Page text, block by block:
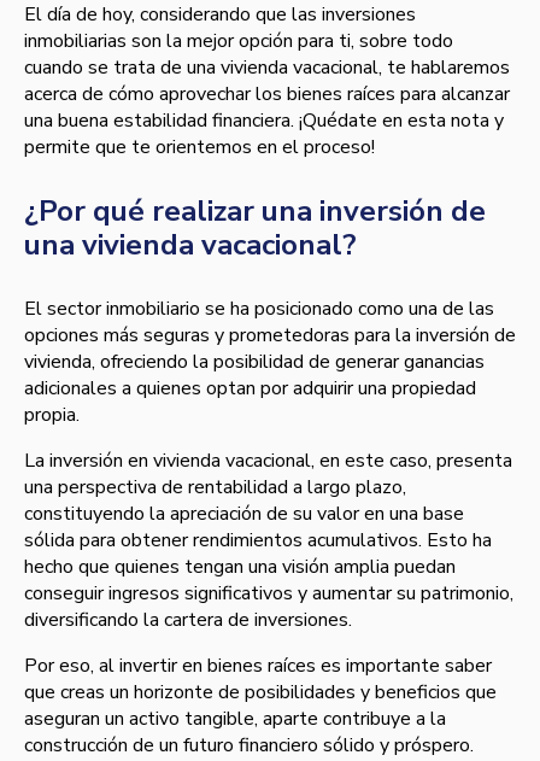
El día de hoy, considerando que las inversiones
inmobiliarias son la mejor opción para ti, sobre todo
cuando se trata de una vivienda vacacional, te hablaremos
acerca de cómo aprovechar los bienes raíces para alcanzar
una buena estabilidad financiera. ¡Quédate en esta nota y
permite que te orientemos en el proceso!
¿Por qué realizar una inversión de
una vivienda vacacional?
El sector inmobiliario se ha posicionado como una de las
opciones más seguras y prometedoras para la inversión de
vivienda, ofreciendo la posibilidad de generar ganancias
adicionales a quienes optan por adquirir una propiedad
propia.
La inversión en vivienda vacacional, en este caso, presenta
una perspectiva de rentabilidad a largo plazo,
constituyendo la apreciación de su valor en una base
sólida para obtener rendimientos acumulativos. Esto ha
hecho que quienes tengan una visión amplia puedan
conseguir ingresos significativos y aumentar su patrimonio,
diversificando la cartera de inversiones.
Por eso, al invertir en bienes raíces es importante saber
que creas un horizonte de posibilidades y beneficios que
aseguran un activo tangible, aparte contribuye a la
construcción de un futuro financiero sólido y próspero.